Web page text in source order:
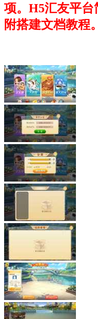
项。H5汇友平台
附搭建文档教程。